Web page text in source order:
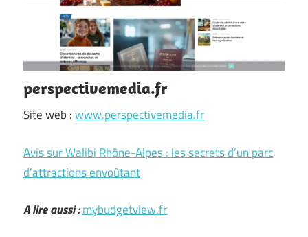
perspectivemedia.fr
Site web :www.perspectivemedia.fr
Avis sur Walibi Rhône-Alpes : les secrets d’un parc
d’attractions envoûtant
A lire aussi :mybudgetview.fr